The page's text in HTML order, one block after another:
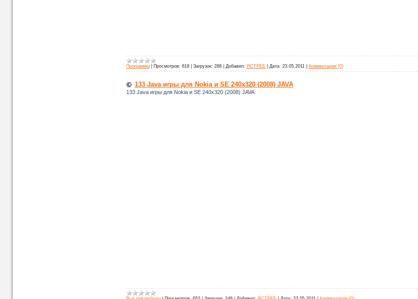
Программы Просмотров: 618 Загрузок: 288 Добавил: ЯСТРЕБ Дата: 23.05.2011 Комментарии (0)
133 Java игры для Nokia и SE 240х320 (2008) JAVA
133 Java игры для Nokia и SE 240х320 (2008) JAVA